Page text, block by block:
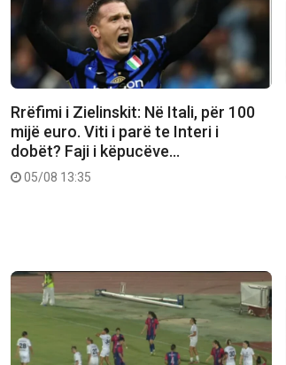
Rrëfimi i Zielinskit: Në Itali, për 100
mijë euro. Viti i parë te Interi i
dobët? Faji i këpucëve…
05/08 13:35